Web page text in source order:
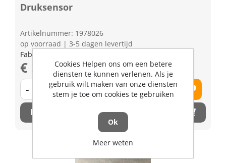
Druksensor
Artikelnummer: 1978026
op voorraad | 3-5 dagen levertijd
Fabrikant artikel nummer: 3J08034760
€ 349,96 excl. BTW
- +
Bestel nu!
Cookies Helpen ons om een betere
diensten te kunnen verlenen. Als je
gebruik wilt maken van onze diensten
stem je toe om cookies te gebruiken
Ok
Meer weten